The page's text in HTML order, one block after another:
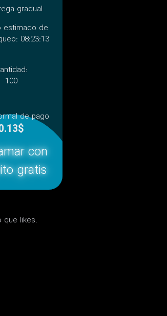
gradual
estimado de
08:23:13
100
de pago
con
gratis
que likes.